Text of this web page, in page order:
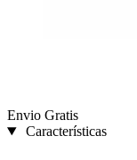
Envio Gratis
Características